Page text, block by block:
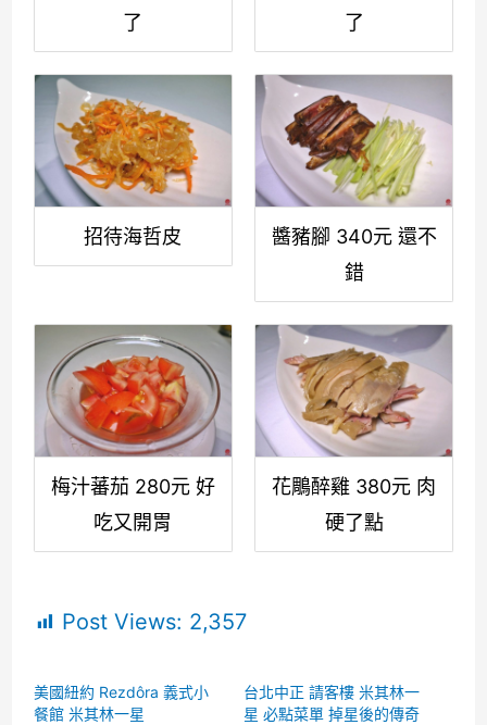
了
了
招待海哲皮
醬豬腳 340元 還不
錯
梅汁蕃茄 280元 好
吃又開胃
花鵰醉雞 380元 肉
硬了點
Post Views: 2,357
美國紐約 Rezdôra 義式小
餐館 米其林一星
台北中正 請客樓 米其林一
星 必點菜單 掉星後的傳奇